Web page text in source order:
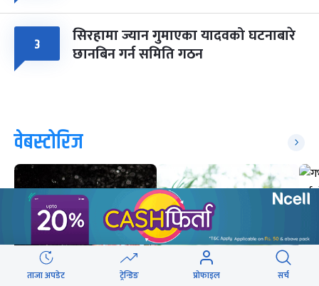
३ सिरहामा ज्यान गुमाएका यादवको घटनाबारे
छानबिन गर्न समिति गठन
वेबस्टोरिज
ताजा अपडेट ट्रेन्डिङ प्रोफाइल सर्च